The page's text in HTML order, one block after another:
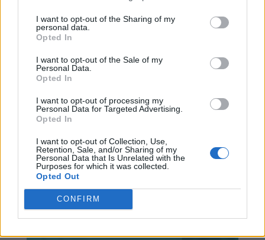
I want to opt-out of the Sharing of my
personal data.
Opted In
I want to opt-out of the Sale of my
Personal Data.
Opted In
I want to opt-out of processing my
Personal Data for Targeted Advertising.
Opted In
I want to opt-out of Collection, Use,
Retention, Sale, and/or Sharing of my
Personal Data that Is Unrelated with the
Purposes for which it was collected.
Opted Out
CONFIRM